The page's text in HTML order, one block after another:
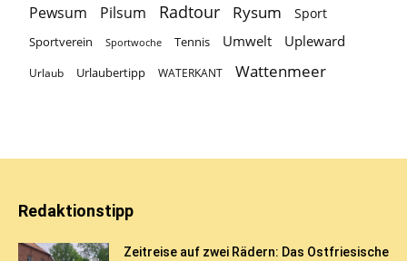
Pewsum Pilsum Radtour Rysum Sport
Sportverein Sportwoche Tennis Umwelt Upleward
Urlaub Urlaubertipp WATERKANT Wattenmeer
Redaktionstipp
Zeitreise auf zwei Rädern: Das Ostfriesische